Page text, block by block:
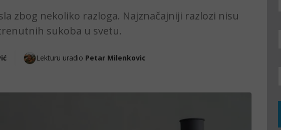
zbog nekoliko razloga. Najznačajniji razlozi nisu
sukoba u svetu.
Lekturu uradio Petar Milenkovic